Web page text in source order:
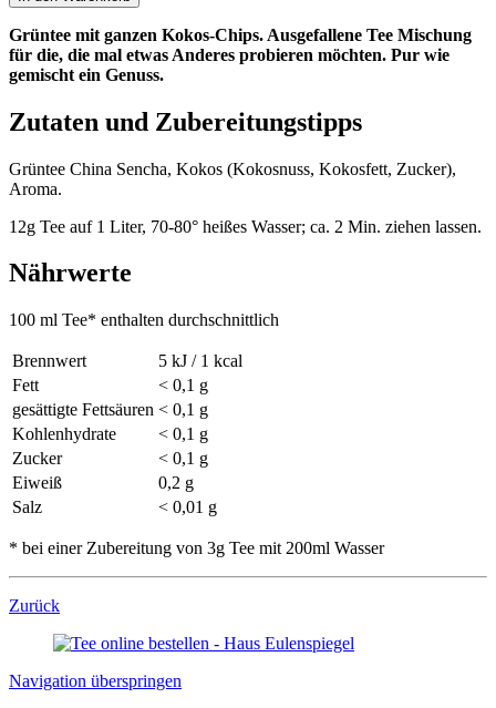
Grüntee mit ganzen Kokos-Chips. Ausgefallene Tee Mischung
für die, die mal etwas Anderes probieren möchten. Pur wie
gemischt ein Genuss.
Zutaten und Zubereitungstipps
Grüntee China Sencha, Kokos (Kokosnuss, Kokosfett, Zucker),
Aroma.
12g Tee auf 1 Liter, 70-80° heißes Wasser; ca. 2 Min. ziehen lassen.
Nährwerte
100 ml Tee* enthalten durchschnittlich
Brennwert
5 kJ / 1 kcal
Fett
< 0,1 g
gesättigte Fettsäuren < 0,1 g
Kohlenhydrate
< 0,1 g
Zucker
< 0,1 g
Eiweiß
0,2 g
Salz
< 0,01 g
* bei einer Zubereitung von 3g Tee mit 200ml Wasser
Zurück
Navigation überspringen